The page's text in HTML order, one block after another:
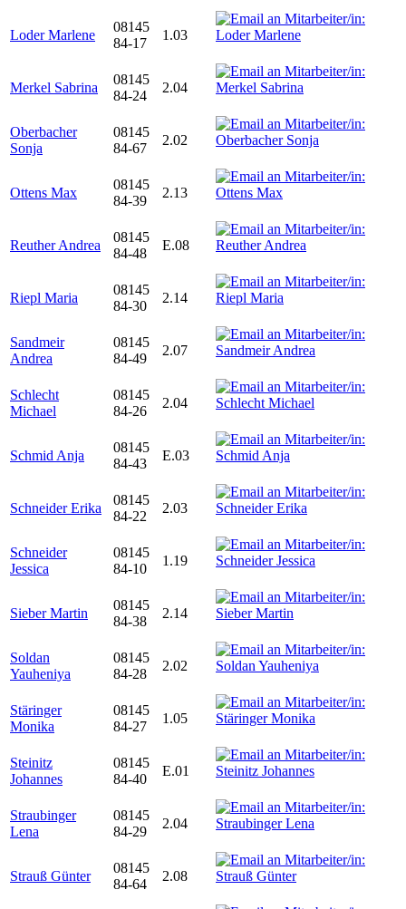
Loder Marlene
08145
84-17
1.03
Merkel Sabrina
08145
84-24
2.04
Oberbacher
Sonja
08145
84-67
2.02
Ottens Max
08145
84-39
2.13
Reuther Andrea
08145
84-48
E.08
Riepl Maria
08145
84-30
2.14
Sandmeir
Andrea
08145
84-49
2.07
Schlecht
Michael
08145
84-26
2.04
Schmid Anja
08145
84-43
E.03
Schneider Erika
08145
84-22
2.03
Schneider
Jessica
08145
84-10
1.19
Sieber Martin
08145
84-38
2.14
Soldan
Yauheniya
08145
84-28
2.02
Stäringer
Monika
08145
84-27
1.05
Steinitz
Johannes
08145
84-40
E.01
Straubinger
Lena
08145
84-29
2.04
Strauß Günter
08145
84-64
2.08